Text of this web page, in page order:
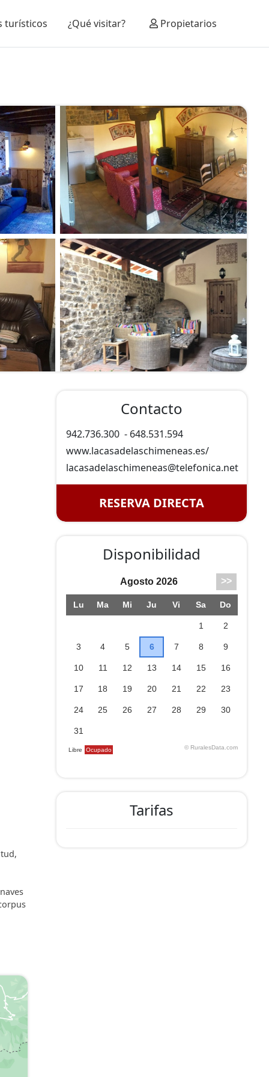
turísticos ¿Qué visitar? Propietarios
Contacto
942.736.300 - 648.531.594
www.lacasadelaschimeneas.es/
lacasadelaschimeneas@telefonica.net
RESERVA DIRECTA
Disponibilidad
Tarifas